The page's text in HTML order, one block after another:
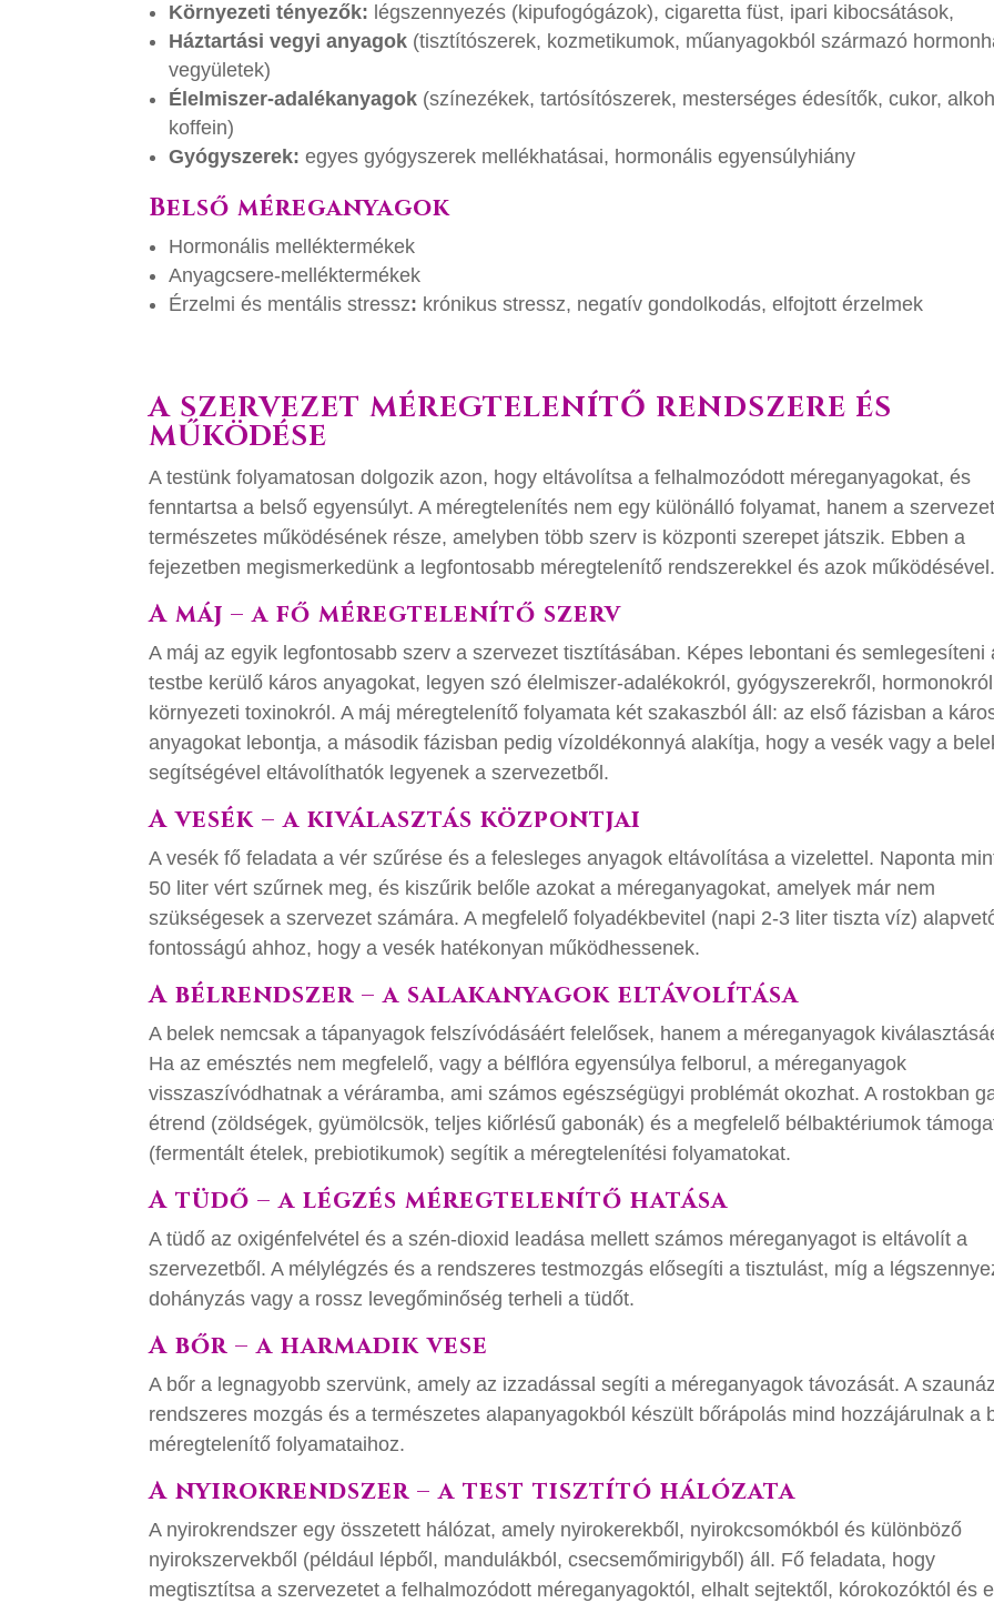
Környezeti tényezők: légszennyezés (kipufogógázok), cigaretta füst, ipari kibocsátások,
Háztartási vegyi anyagok (tisztítószerek, kozmetikumok, műanyagokból származó
vegyületek)
Élelmiszer-adalékanyagok (színezékek, tartósítószerek, mesterséges édesítők, cukor,
koffein)
Gyógyszerek: egyes gyógyszerek mellékhatásai, hormonális egyensúlyhiány
Belső méreganyagok
Hormonális melléktermékek
Anyagcsere-melléktermékek
Érzelmi és mentális stressz: krónikus stressz, negatív gondolkodás, elfojtott érzelmek
A SZERVEZET MÉREGTELENÍTŐ RENDSZERE ÉS
MŰKÖDÉSE
A testünk folyamatosan dolgozik azon, hogy eltávolítsa a felhalmozódott méreganyagokat, és
fenntartsa a belső egyensúlyt. A méregtelenítés nem egy különálló folyamat, hanem a szervezet
természetes működésének része, amelyben több szerv is központi szerepet játszik. Ebben a
fejezetben megismerkedünk a legfontosabb méregtelenítő rendszerekkel és azok működésével.
A máj – a fő méregtelenítő szerv
A máj az egyik legfontosabb szerv a szervezet tisztításában. Képes lebontani és semlegesíteni
testbe kerülő káros anyagokat, legyen szó élelmiszer-adalékokról, gyógyszerekről,
környezeti toxinokról. A máj méregtelenítő folyamata két szakaszból áll: az első fázisban a
anyagokat lebontja, a második fázisban pedig vízoldékonnyá alakítja, hogy a vesék vagy a
segítségével eltávolíthatók legyenek a szervezetből.
A vesék – a kiválasztás központjai
A vesék fő feladata a vér szűrése és a felesleges anyagok eltávolítása a vizelettel. Naponta
50 liter vért szűrnek meg, és kiszűrik belőle azokat a méreganyagokat, amelyek már nem
szükségesek a szervezet számára. A megfelelő folyadékbevitel (napi 2-3 liter tiszta víz)
fontosságú ahhoz, hogy a vesék hatékonyan működhessenek.
A bélrendszer – a salakanyagok eltávolítása
A belek nemcsak a tápanyagok felszívódásáért felelősek, hanem a méreganyagok
Ha az emésztés nem megfelelő, vagy a bélflóra egyensúlya felborul, a méreganyagok
visszaszívódhatnak a véráramba, ami számos egészségügyi problémát okozhat. A rostokban
étrend (zöldségek, gyümölcsök, teljes kiőrlésű gabonák) és a megfelelő bélbaktériumok
(fermentált ételek, prebiotikumok) segítik a méregtelenítési folyamatokat.
A tüdő – a légzés méregtelenítő hatása
A tüdő az oxigénfelvétel és a szén-dioxid leadása mellett számos méreganyagot is eltávolít a
szervezetből. A mélylégzés és a rendszeres testmozgás elősegíti a tisztulást, míg a
dohányzás vagy a rossz levegőminőség terheli a tüdőt.
A bőr – a harmadik vese
A bőr a legnagyobb szervünk, amely az izzadással segíti a méreganyagok távozását. A
rendszeres mozgás és a természetes alapanyagokból készült bőrápolás mind hozzájárulnak a
méregtelenítő folyamataihoz.
A nyirokrendszer – a test tisztító hálózata
A nyirokrendszer egy összetett hálózat, amely nyirokerekből, nyirokcsomókból és különböző
nyirokszervekből (például lépből, mandulákból, csecsemőmirigyből) áll. Fő feladata, hogy
megtisztítsa a szervezetet a felhalmozódott méreganyagoktól, elhalt sejtektől, kórokozóktól és